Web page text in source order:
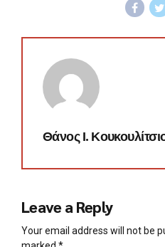
Θάνος Ι.
Leave a Reply
Your email address will not be